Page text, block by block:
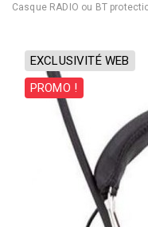
Casque RADIO ou BT
EXCLUSIVITÉ WEB
PROMO !